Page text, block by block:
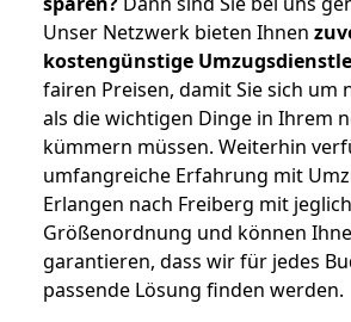
Unser Netzwerk bieten Ihnen
kostengünstige
fairen Preisen, damit Sie sich um
als die wichtigen Dinge in Ihrem
kümmern müssen. Weiterhin
umfangreiche Erfahrung mit
Erlangen nach Freiberg mit
Größenordnung und können
garantieren, dass wir für jedes
passende Lösung finden werden.